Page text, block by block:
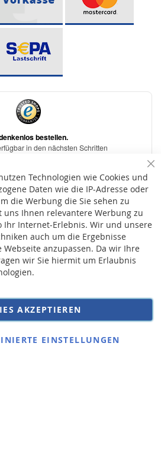
wird ein Inselzuschlag von 15,00 € auf die
AGB
Widerruf
Datenschutz
Impressum
Kontakt
Technologien wie Cookies und
Daten wie die IP-Adresse oder
die Werbung die Sie sehen zu
Ihnen relevantere Werbung zu
Ihr Internet-Erlebnis. Wir und unsere
auch um die Ergebnisse
anzupassen. Da wir Ihre
wir Sie hiermit um Erlaubnis
AKZEPTIEREN
EINSTELLUNGEN